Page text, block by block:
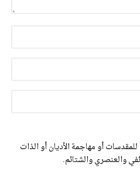
أو مهاجمة الأديان أو الذات
والعنصري والشتائم.